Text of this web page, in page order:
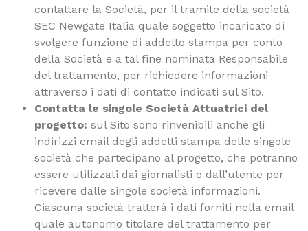
contattare la Società, per il tramite della società
SEC Newgate Italia quale soggetto incaricato di
svolgere funzione di addetto stampa per conto
della Società e a tal fine nominata Responsabile
del trattamento, per richiedere informazioni
attraverso i dati di contatto indicati sul Sito.
Contatta le singole Società Attuatrici del
progetto: sul Sito sono rinvenibili anche gli
indirizzi email degli addetti stampa delle singole
società che partecipano al progetto, che potranno
essere utilizzati dai giornalisti o dall’utente per
ricevere dalle singole società informazioni.
Ciascuna società tratterà i dati forniti nella email
quale autonomo titolare del trattamento per